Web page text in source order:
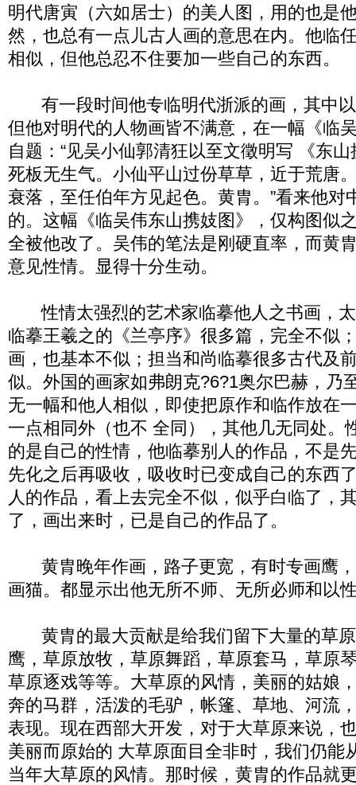
明代唐寅（六如居士）的美人图，用的也是
然，也总有一点儿古人画的意思在内。他临
相似，但他总忍不住要加一些自己的东西。
有一段时间他专临明代浙派的画，其中以
但他对明代的人物画皆不满意，在一幅《临
自题：“见吴小仙郭清狂以至文徵明写 《东
死板无生气。小仙平山过份草草，近于荒唐
衰落，至任伯年方见起色。黄胄。”看来他对
的。这幅《临吴伟东山携妓图》，仅构图似
全被他改了。吴伟的笔法是刚硬直率，而黄
意见性情。显得十分生动。
性情太强烈的艺术家临摹他人之书画，太
临摹王羲之的《兰亭序》很多篇，完全不似
画，也基本不似；担当和尚临摹很多古代及
似。外国的画家如弗朗克?6?1奥尔巴赫，乃
无一幅和他人相似，即使把原作和临作放在
一点相同外（也不 全同），其他几无同处。
的是自己的性情，他临摹别人的作品，不是
先化之后再吸收，吸收时已变成自己的东西
人的作品，看上去完全不似，似乎白临了，
了，画出来时，已是自己的作品了。
黄胄晚年作画，路子更宽，有时专画鹰，
画猫。都显示出他无所不师、无所必师和以
黄胄的最大贡献是给我们留下大量的草原
鹰，草原放牧，草原舞蹈，草原套马，草原
草原逐戏等等。大草原的风情，美丽的姑娘
奔的马群，活泼的毛驴，帐篷、草地、河流
表现。现在西部大开发，对于大草原来说，
美丽而原始的 大草原面目全非时，我们仍能
当年大草原的风情。那时候，黄胄的作品就